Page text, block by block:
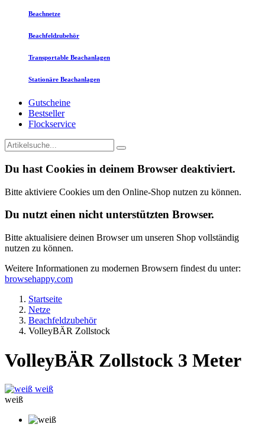
Beachnetze
Beachfeldzubehör
Transportable Beachanlagen
Stationäre Beachanlagen
Gutscheine
Bestseller
Flockservice
Du hast Cookies in deinem Browser deaktiviert.
Bitte aktiviere Cookies um den Online-Shop nutzen zu können.
Du nutzt einen nicht unterstützten Browser.
Bitte aktualisiere deinen Browser um unseren Shop vollständig
nutzen zu können.
Weitere Informationen zu modernen Browsern findest du unter:
browsehappy.com
Startseite
Netze
Beachfeldzubehör
VolleyBÄR Zollstock
VolleyBÄR Zollstock 3 Meter
weiß
weiß